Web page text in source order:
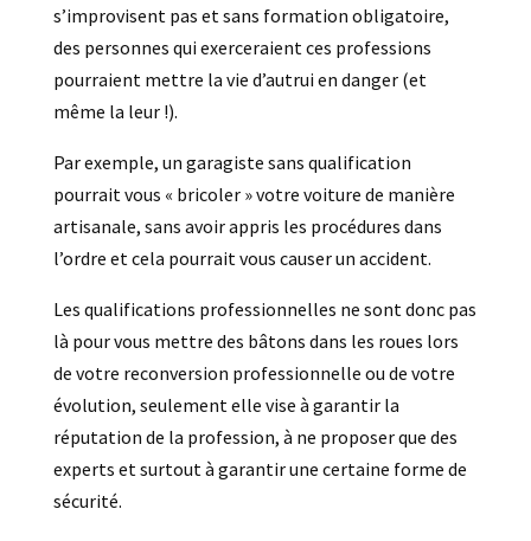
s’improvisent pas et sans formation obligatoire,
des personnes qui exerceraient ces professions
pourraient mettre la vie d’autrui en danger (et
même la leur !).
Par exemple, un garagiste sans qualification
pourrait vous « bricoler » votre voiture de manière
artisanale, sans avoir appris les procédures dans
l’ordre et cela pourrait vous causer un accident.
Les qualifications professionnelles ne sont donc pas
là pour vous mettre des bâtons dans les roues lors
de votre reconversion professionnelle ou de votre
évolution, seulement elle vise à garantir la
réputation de la profession, à ne proposer que des
experts et surtout à garantir une certaine forme de
sécurité.